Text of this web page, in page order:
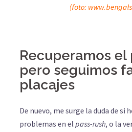
(foto:
Recuperamos el
pero seguimos
placajes
De nuevo, me surge la duda de si
problemas en el pass-rush, o la